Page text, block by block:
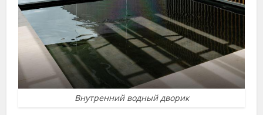
Внутренний водный дворик